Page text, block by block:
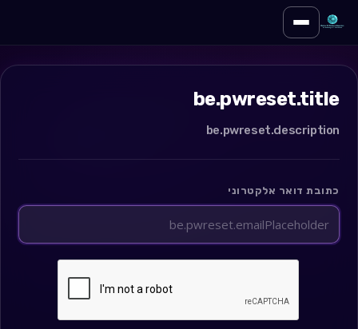
החלף ניווט
be.pwreset.title
be.pwreset.description
כתובת דואר אלקטרוני